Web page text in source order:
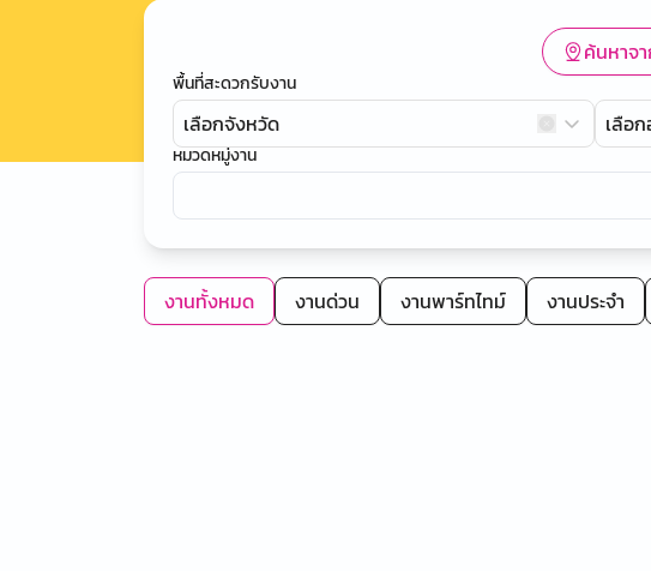
ค้นหาจ
พื้นที่สะดวกรับงาน
เลือกจังหวัด เลือ
หมวดหมู่งาน
งานทั้งหมด งานด่วน งานพาร์ทไทม์ งานประจำ